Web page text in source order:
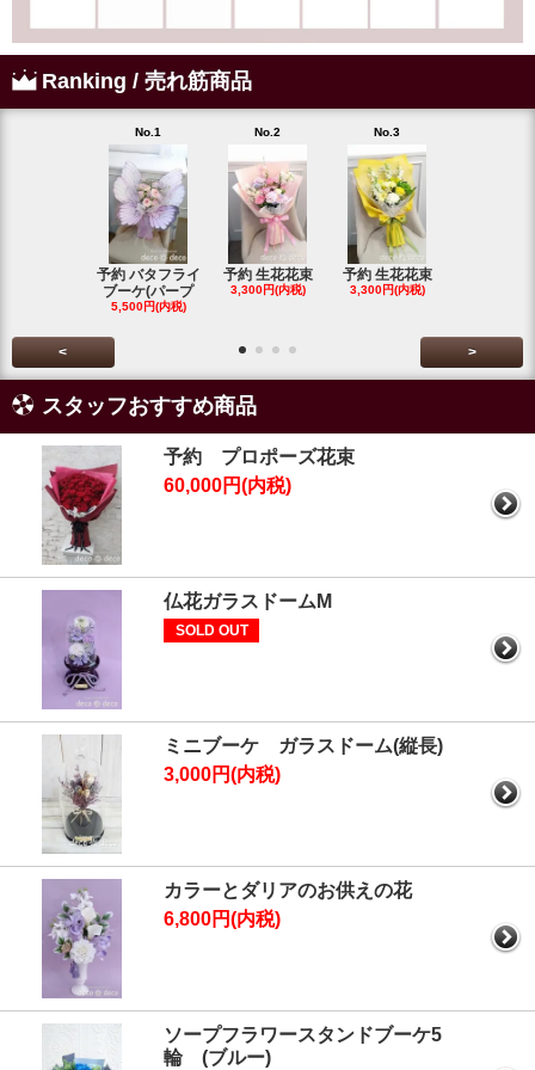
Ranking / 売れ筋商品
No.1
予約 バタフライ
ブーケ(パープ
5,500円(内税)
No.2
予約 生花花束
3,300円(内税)
No.3
予約 生花花束
3,300円(内税)
< >
スタッフおすすめ商品
予約 プロポーズ花束
60,000円(内税)
仏花ガラスドームM
SOLD OUT
ミニブーケ ガラスドーム(縦長)
3,000円(内税)
カラーとダリアのお供えの花
6,800円(内税)
ソープフラワースタンドブーケ5
輪 (ブルー)